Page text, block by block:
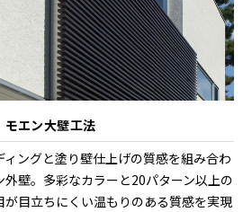
モエン大壁工法
ングと塗り壁仕上げの質感を組み合わ
壁。多彩なカラーと20パターン以上の
目立ちにくい温もりのある質感を実現